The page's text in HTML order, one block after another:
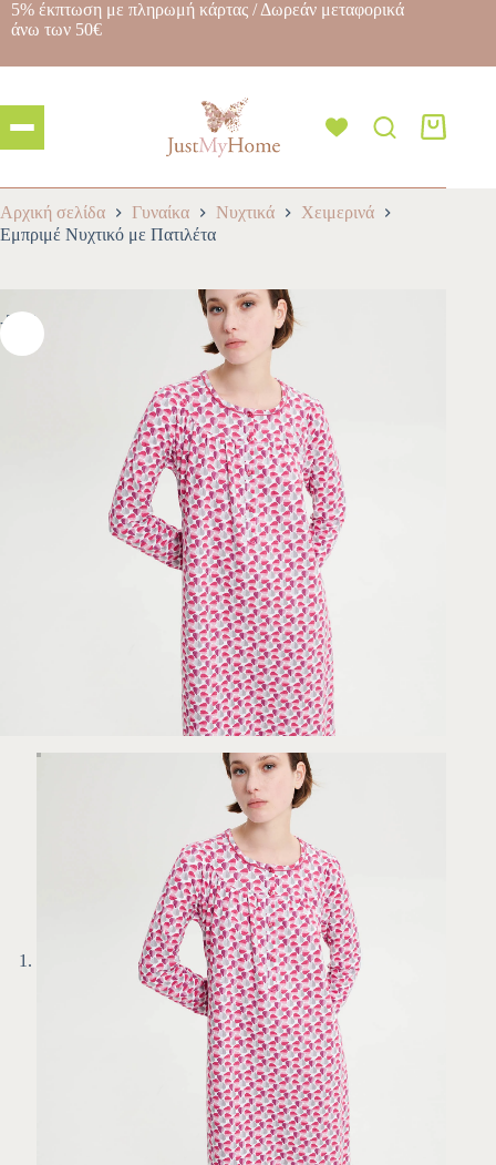
5% έκπτωση με πληρωμή κάρτας / Δωρεάν μεταφορικά
άνω των 50€
Αρχική σελίδα Γυναίκα Νυχτικά
Χειμερινά
Εμπριμέ Νυχτικό με Πατιλέτα
-30%